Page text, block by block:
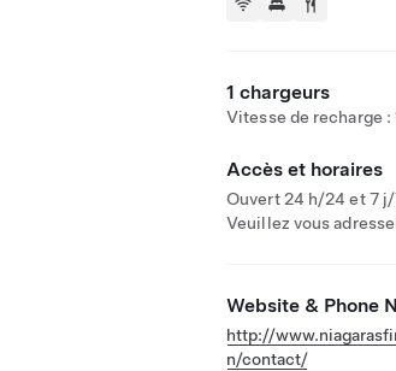
1 chargeurs
Vitesse de recharge :
Accès et horaires
Ouvert 24 h/24 et 7
Veuillez vous
Website & Phone
http://
n/contact/